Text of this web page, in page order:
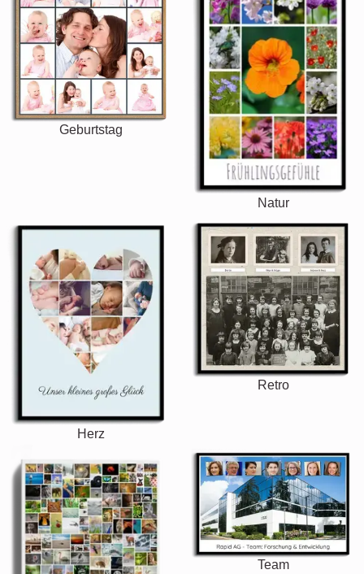
Geburtstag
Natur
Herz
Retro
Team